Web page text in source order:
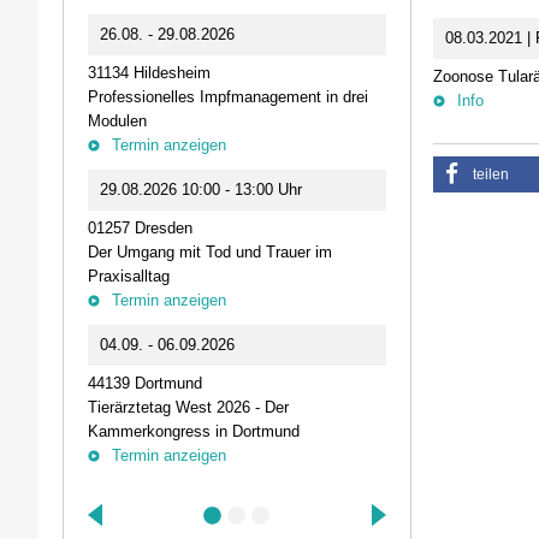
08.03.2021 |
Zoonose
Info
teilen
26.08. - 29.08.2026
31134 Hildesheim
Professionelles Impfmanagement in drei
Modulen
Termin anzeigen
29.08.2026 10:00 - 13:00 Uhr
01257 Dresden
Der Umgang mit Tod und Trauer im
Praxisalltag
Termin anzeigen
04.09. - 06.09.2026
44139 Dortmund
Tierärztetag West 2026 - Der
Kammerkongress in Dortmund
Termin anzeigen
11.09.2026
46562 Voerde
Stammtisch
23.09.2026